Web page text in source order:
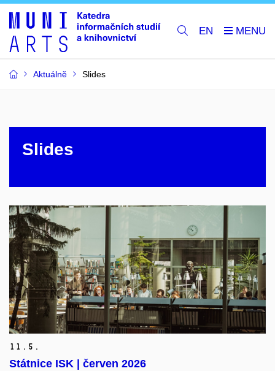
EN
Aktuálně Slides
Slides
11. 5.
Státnice ISK | červen 2026